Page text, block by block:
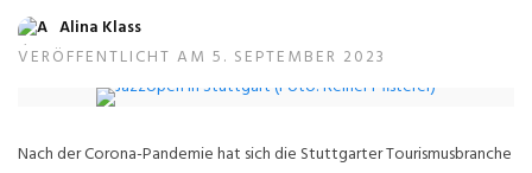
Alina Klass
VERÖFFENTLICHT AM 5. SEPTEMBER 2023
Nach der Corona-Pandemie hat sich die Stuttgarter Tourismusbranche